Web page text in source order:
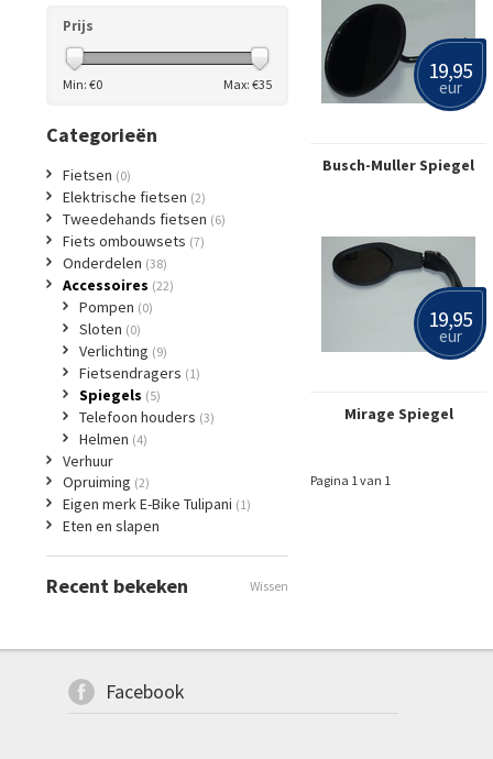
19,95
eur
Busch-Muller Spiegel
19,95
eur
Mirage Spiegel
Pagina 1 van 1
Prijs
Min: €0 Max: €35
Categorieën
Fietsen (0)
Elektrische fietsen (2)
Tweedehands fietsen (6)
Fiets ombouwsets (7)
Onderdelen (38)
Accessoires (22)
Pompen (0)
Sloten (0)
Verlichting (9)
Fietsendragers (1)
Spiegels (5)
Telefoon houders (3)
Helmen (4)
Verhuur
Opruiming (2)
Eigen merk E-Bike Tulipani (1)
Eten en slapen
Recent bekeken Wissen
Facebook